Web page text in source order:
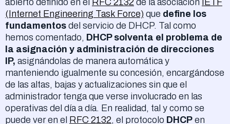
(Internet Engineering Task Force) que define los
fundamentos del servicio de DHCP. Tal como
hemos comentado, DHCP solventa el problema de
la asignación y administración de direcciones
IP, asignándolas de manera automática y
manteniendo igualmente su concesión, encargándose
de las altas, bajas y actualizaciones sin que el
administrador tenga que verse involucrado en las
operativas del día a día. En realidad, tal y como se
puede ver en el RFC 2132, el protocolo DHCP en